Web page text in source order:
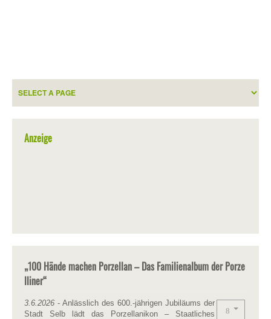
Anzeige
„100 Hände machen Porzellan – Das Familienalbum der Porze
lliner“
3.6.2026 - Anlässlich des 600.-jährigen Jubiläums der
Stadt Selb lädt das Porzellanikon – Staatliches